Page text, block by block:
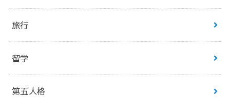
旅行
留学
第五人格